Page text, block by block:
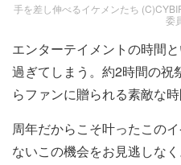
手を差し伸べるイケメンたち
委
エンターテイメントの時間
過ぎてしまう。約2時間の祝
らファンに贈られる素敵な
周年だからこそ叶ったこの
ないこの機会をお見逃しなく